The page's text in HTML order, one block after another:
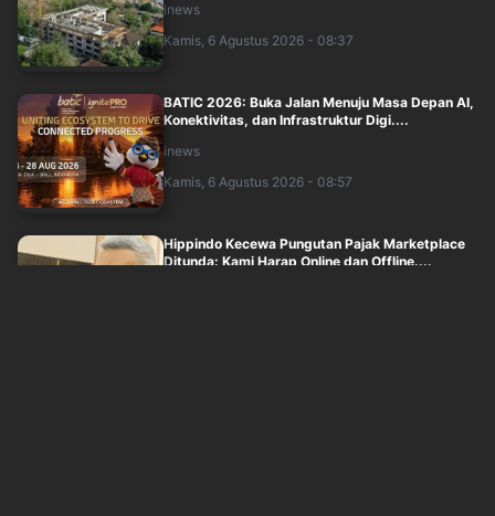
inews
Kamis, 6 Agustus 2026 - 08:37
BATIC 2026: Buka Jalan Menuju Masa Depan AI,
Konektivitas, dan Infrastruktur Digi....
inews
Kamis, 6 Agustus 2026 - 08:57
Hippindo Kecewa Pungutan Pajak Marketplace
Ditunda: Kami Harap Online dan Offline....